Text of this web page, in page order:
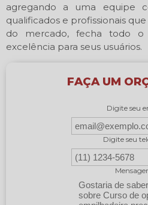
agregando a uma equipe
qualificados e profissionais
do mercado, fecha todo
excelência para seus usuários.
FAÇA UM
Digite seu
Digite seu